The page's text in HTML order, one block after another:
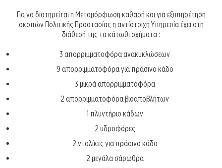
Για να διατηρείται η Μεταμόρφωση καθαρή και για εξυπηρέτηση
σκοπών Πολιτικής Προστασίας η αντίστοιχη Υπηρεσία έχει στη
διάθεσή της τα κάτωθι οχήματα :
3 απορριμματοφόρα ανακυκλώσεων
9 απορριμματοφόρα για πράσινο κάδο
3 μικρά απορριμματοφόρα
2 απορριμματοφόρα βιοαποβλήτων
1 πλυντήριο κάδων
2 υδροφόρες
2 νταλίκες για πράσινο κάδο
2 μεγάλα σάρωθρα